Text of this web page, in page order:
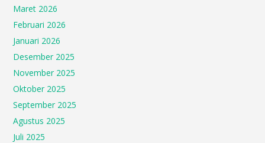
Maret 2026
Februari 2026
Januari 2026
Desember 2025
November 2025
Oktober 2025
September 2025
Agustus 2025
Juli 2025